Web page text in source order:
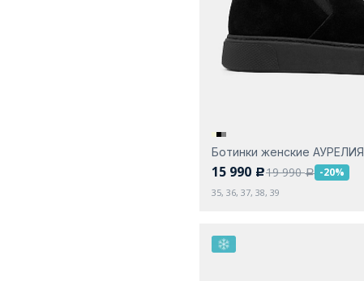
Ботинки женские АУРЕЛИЯ
15 990 c19 990a -20%
35, 36, 37, 38, 39